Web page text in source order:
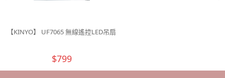
【KINYO】 UF7065 無線遙控LED吊扇
$799